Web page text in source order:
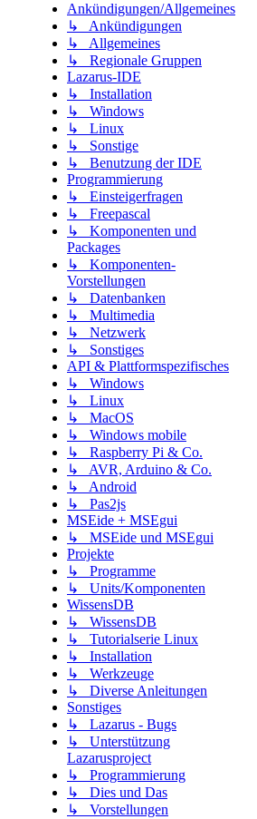
Ankündigungen/Allgemeines
↳ Ankündigungen
↳ Allgemeines
↳ Regionale Gruppen
Lazarus-IDE
↳ Installation
↳ Windows
↳ Linux
↳ Sonstige
↳ Benutzung der IDE
Programmierung
↳ Einsteigerfragen
↳ Freepascal
↳ Komponenten und
Packages
↳ Komponenten-
Vorstellungen
↳ Datenbanken
↳ Multimedia
↳ Netzwerk
↳ Sonstiges
API & Plattformspezifisches
↳ Windows
↳ Linux
↳ MacOS
↳ Windows mobile
↳ Raspberry Pi & Co.
↳ AVR, Arduino & Co.
↳ Android
↳ Pas2js
MSEide + MSEgui
↳ MSEide und MSEgui
Projekte
↳ Programme
↳ Units/Komponenten
WissensDB
↳ WissensDB
↳ Tutorialserie Linux
↳ Installation
↳ Werkzeuge
↳ Diverse Anleitungen
Sonstiges
↳ Lazarus - Bugs
↳ Unterstützung
Lazarusproject
↳ Programmierung
↳ Dies und Das
↳ Vorstellungen